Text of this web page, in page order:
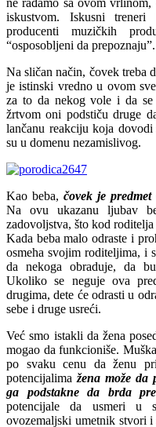
iskustvom. Iskusni
producenti muzičkih
“osposobljeni da prepoznaju”.
Na sličan način, čovek treba
je istinski vredno u ovom
za to da nekog vole i da
žrtvom oni podstiču druge
lančanu reakciju koja
su u domenu nezamislivog.
Kao beba,čovek je
Na ovu ukazanu ljubav
zadovoljstva, što kod
Kada beba malo odraste i
osmeha svojim roditeljima, i
da nekoga obraduje, da
Ukoliko se neguje ova
drugima, dete će odrasti u
sebe i druge usreći.
Već smo istakli da žena
mogao da funkcioniše.
po svaku cenu da ženu
potencijalima žena može da
ga podstakne da brda
potencijale da usmeri u
ovozemaljski umetnik stvori